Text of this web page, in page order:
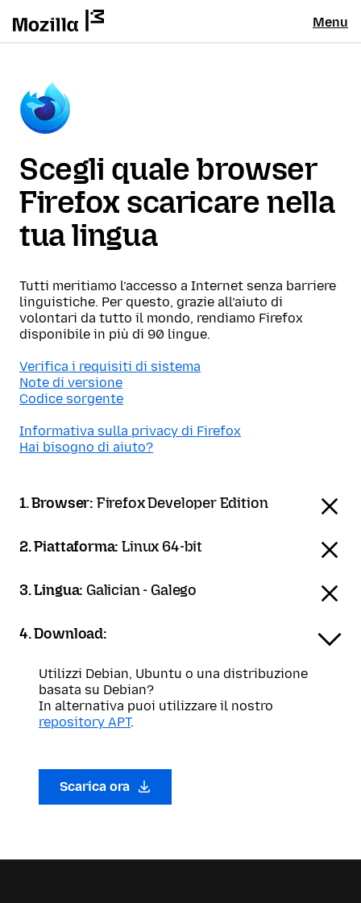
Menu
Scegli quale browser
Firefox scaricare nella
tua lingua
Tutti meritiamo l’accesso a Internet senza barriere
linguistiche. Per questo, grazie all’aiuto di
volontari da tutto il mondo, rendiamo Firefox
disponibile in più di 90 lingue.
Verifica i requisiti di sistema
Note di versione
Codice sorgente
Informativa sulla privacy di Firefox
Hai bisogno di aiuto?
1. Browser: Firefox Developer Edition
2. Piattaforma:Linux 64-bit
3. Lingua: Galician - Galego
4. Download:
Utilizzi Debian, Ubuntu o una distribuzione
basata su Debian?
In alternativa puoi utilizzare il nostro
repository APT.
Scarica ora